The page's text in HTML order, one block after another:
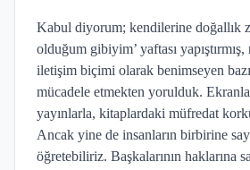
Kabul diyorum; kendilerine doğallık
olduğum gibiyim’ yaftası
iletişim biçimi olarak benimseyen
mücadele etmekten yorulduk.
yayınlarla, kitaplardaki müfredat
Ancak yine de insanların birbirine
öğretebiliriz. Başkalarının haklarına